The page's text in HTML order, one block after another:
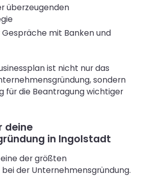
überzeugenden
mit Banken und
ist nicht nur das
sondern
für die Beantragung wichtiger
deine
in Ingolstadt
der größten
der Unternehmensgründung.